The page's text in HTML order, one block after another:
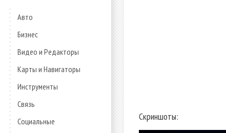
Авто
Бизнес
Видео и Редакторы
Карты и Навигаторы
Инструменты
Связь
Социальные
Скриншоты: